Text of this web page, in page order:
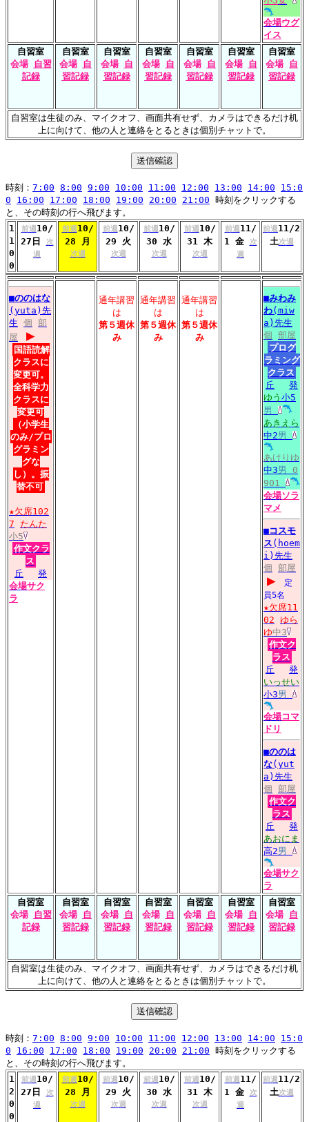
会場ウグ
イス
自習室
会場 自習
記録
自習室
会場 自
習記録
自習室
会場 自
習記録
自習室
会場 自
習記録
自習室
会場 自
習記録
自習室
会場 自
習記録
自習室
会場 自
習記録
自習室は生徒のみ、マイクオフ、画面共有せず、カメラはできるだけ机
上に向けて、他の人と連絡をとるときは個別チャットで。
時刻： 7:00 8:00 9:00 10:00 11:00 12:00 13:00 14:00
15:0
0
16:00 17:00 18:00 19:00 20:00 21:00 時刻をクリックする
と、その時刻の行へ飛びます。
1
1
0
0
前週 10/
27日
次
週
前週 10/
28 月
次週
前週 10/
29 火
次週
前週 10/
30 水
次週
前週 10/
31 木
次週
前週 11/
1 金
次
週
前週 11/2
土次週
■ののはな
(yuta)先
生 個 部
屋
▶
国語読解
クラスに
変更可。
全科学力
クラスに
変更可
（小学生
のみ/プロ
グラミン
グな
し）。振
替不可
★欠席102
7
たんた
小5
作文クラ
ス
丘
発
会場サク
ラ
通年講習
は
第５週休
み
通年講習
は
第５週休
み
通年講習
は
第５週休
み
■みわみ
わ(miw
a)先生
個 部屋
プログ
ラミング
クラス
丘
発
ゆう 小5
男
あきえら
中2男
あけりゆ
中3男
0
901
会場ソラ
マメ
■コスモ
ス (hoem
i)先生
個 部屋
▶
定
員5名
★欠席11
02 ゆら
ゆ中3
作文ク
ラス
丘
発
いっせい
小3男
会場コマ
ドリ
■ののは
な(yut
a)先生
個 部屋
作文ク
ラス
丘
発
あおにま
高2男
会場サク
ラ
自習室
会場 自習
記録
自習室
会場 自
習記録
自習室
会場 自
習記録
自習室
会場 自
習記録
自習室
会場 自
習記録
自習室
会場 自
習記録
自習室
会場 自
習記録
自習室は生徒のみ、マイクオフ、画面共有せず、カメラはできるだけ机
上に向けて、他の人と連絡をとるときは個別チャットで。
時刻： 7:00 8:00 9:00 10:00 11:00 12:00 13:00 14:00
15:0
0
16:00 17:00 18:00 19:00 20:00 21:00 時刻をクリックする
と、その時刻の行へ飛びます。
1
2
0
0
前週 10/
27日
次
週
前週 10/
28 月
次週
前週 10/
29 火
次週
前週 10/
30 水
次週
前週 10/
31 木
次週
前週 11/
1 金
次
週
前週 11/2
土次週